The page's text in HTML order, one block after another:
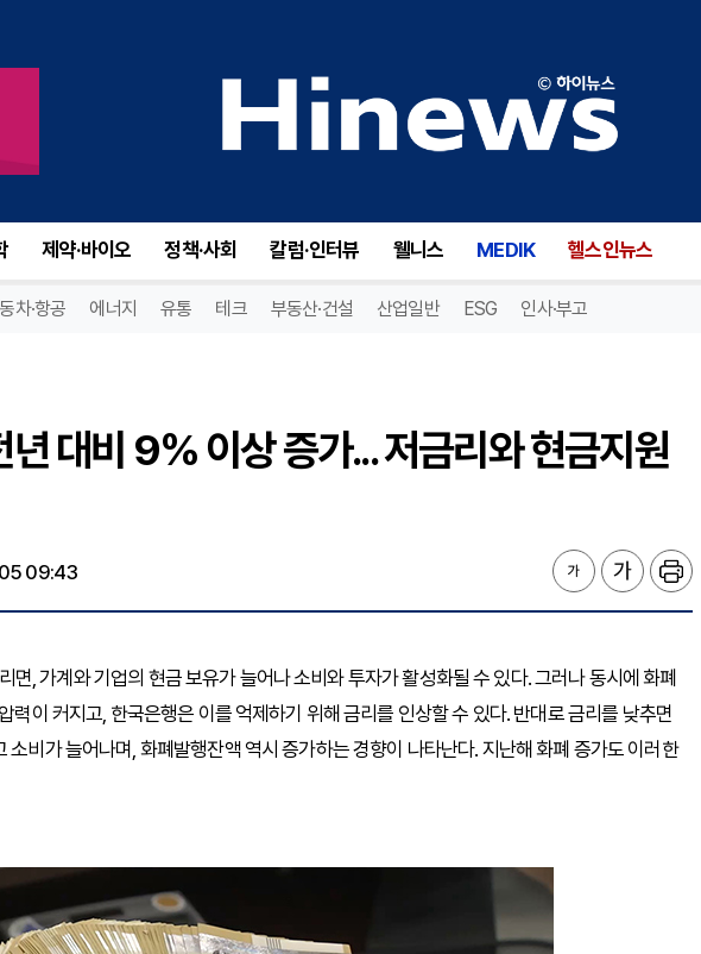
제약·바이오 정책·사회 칼럼·인터뷰 웰니스 MEDIK 헬스인뉴스
차·항공 에너지 유통 테크 부동산·건설 산업일반 ESG 인사·부고
대비 9% 이상 증가... 저금리와 현금지원
09:43
, 가계와 기업의 현금 보유가 늘어나 소비와 투자가 활성화될 수 있다. 그러나 동시에 화폐
력이 커지고, 한국은행은 이를 억제하기 위해 금리를 인상할 수 있다. 반대로 금리를 낮추면
비가 늘어나며, 화폐발행잔액 역시 증가하는 경향이 나타난다. 지난해 화폐 증가도 이러한